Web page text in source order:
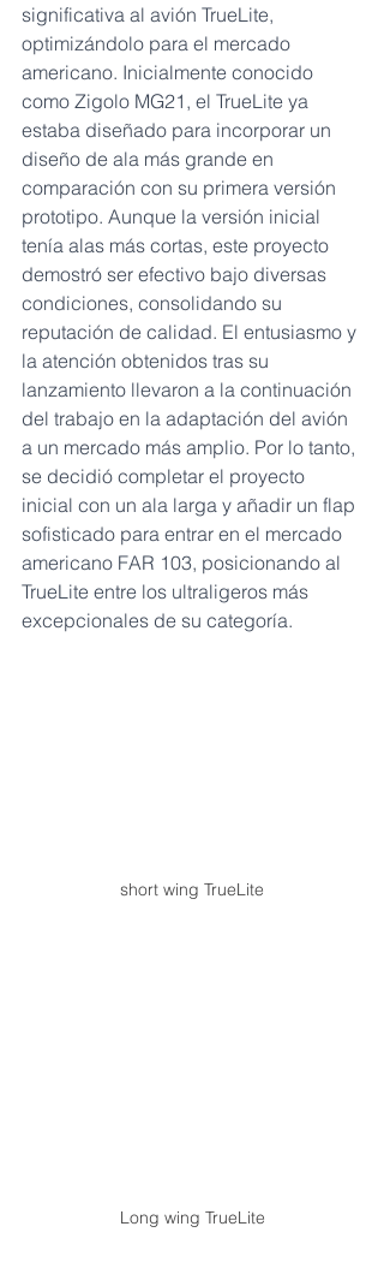
significativa al avión TrueLite,
optimizándolo para el mercado
americano. Inicialmente conocido
como Zigolo MG21, el TrueLite ya
estaba diseñado para incorporar un
diseño de ala más grande en
comparación con su primera versión
prototipo. Aunque la versión inicial
tenía alas más cortas, este proyecto
demostró ser efectivo bajo diversas
condiciones, consolidando su
reputación de calidad. El entusiasmo y
la atención obtenidos tras su
lanzamiento llevaron a la continuación
del trabajo en la adaptación del avión
a un mercado más amplio. Por lo tanto,
se decidió completar el proyecto
inicial con un ala larga y añadir un flap
sofisticado para entrar en el mercado
americano FAR 103, posicionando al
TrueLite entre los ultraligeros más
excepcionales de su categoría.
short wing TrueLite
Long wing TrueLite